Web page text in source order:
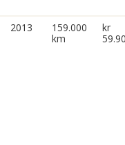
2013
159.000
km
kr